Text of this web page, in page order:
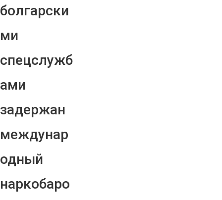
болгарски
ми
спецслужб
ами
задержан
междунар
одный
наркобаро